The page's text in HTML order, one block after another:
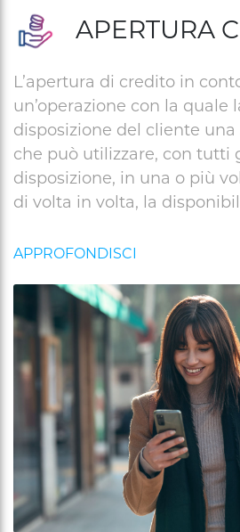
APERTURA
L’apertura di credito in
un’operazione con la quale
disposizione del cliente
che può utilizzare, con tutti
disposizione, in una o più
di volta in volta, la